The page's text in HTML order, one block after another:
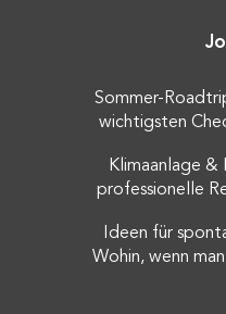
Sommer-
wichtigsten
Klimaanlage &
professionelle
Ideen für
Wohin, wenn